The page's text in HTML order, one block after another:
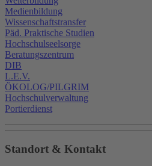
Medienbildung
Wissenschaftstransfer
Päd. Praktische Studien
Hochschulseelsorge
Beratungszentrum
DIB
L.E.V.
ÖKOLOG/PILGRIM
Hochschulverwaltung
Portierdienst
Standort & Kontakt